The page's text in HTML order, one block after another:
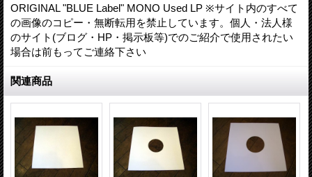
ORIGINAL "BLUE Label" MONO Used LP ※サイト内のすべて
の画像のコピー・無断転用を禁止しています。個人・法人様
のサイト(ブログ・HP・掲示板等)でのご紹介で使用されたい
場合は前もってご連絡下さい
関連商品